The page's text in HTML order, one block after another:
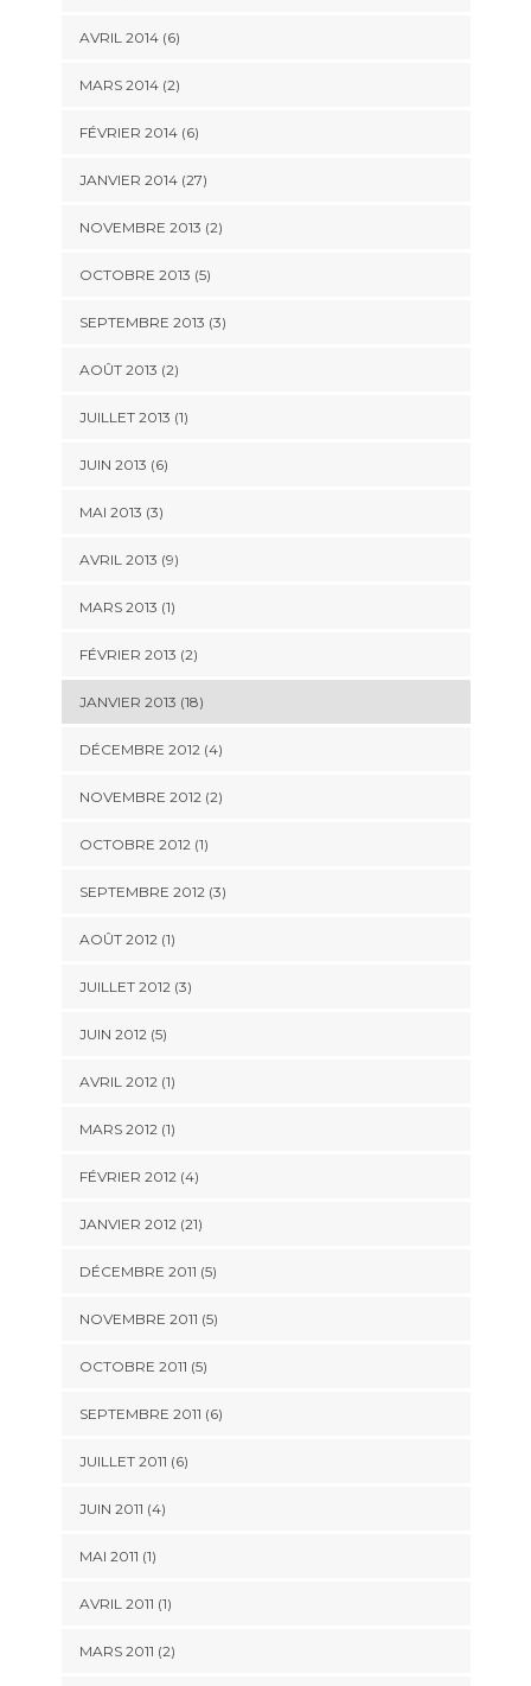
AVRIL 2014 (6)
MARS 2014 (2)
FÉVRIER 2014 (6)
JANVIER 2014 (27)
NOVEMBRE 2013 (2)
OCTOBRE 2013 (5)
SEPTEMBRE 2013 (3)
AOÛT 2013 (2)
JUILLET 2013 (1)
JUIN 2013 (6)
MAI 2013 (3)
AVRIL 2013 (9)
MARS 2013 (1)
FÉVRIER 2013 (2)
JANVIER 2013 (18)
DÉCEMBRE 2012 (4)
NOVEMBRE 2012 (2)
OCTOBRE 2012 (1)
SEPTEMBRE 2012 (3)
AOÛT 2012 (1)
JUILLET 2012 (3)
JUIN 2012 (5)
AVRIL 2012 (1)
MARS 2012 (1)
FÉVRIER 2012 (4)
JANVIER 2012 (21)
DÉCEMBRE 2011 (5)
NOVEMBRE 2011 (5)
OCTOBRE 2011 (5)
SEPTEMBRE 2011 (6)
JUILLET 2011 (6)
JUIN 2011 (4)
MAI 2011 (1)
AVRIL 2011 (1)
MARS 2011 (2)